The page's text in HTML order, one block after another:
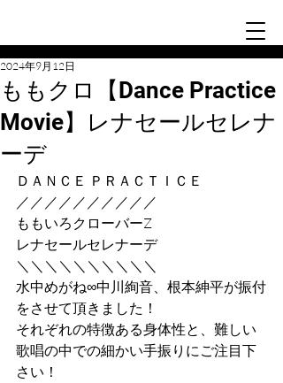
ももクロ【Dance Practice
Movie】レナセールセレナ
ーデ
2024年9月12日
ＤＡＮＣＥ ＰＲＡＣＴＩＣＥ
／／／／／／／／／／
ももいろクローバーZ
レナセールセレナーデ
＼＼＼＼＼＼＼＼＼＼
水中めがね∞中川絢音、根本紳平が振付
をさせて頂きました！
それぞれの特徴ある身体性と、難しい
歌唱の中での細かい手振りにご注目下
さい！